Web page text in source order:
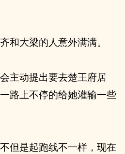
和大梁的人意外满满。
主动提出要去楚王府居
路上不停的给她灌输一些
但是起跑线不一样，现在